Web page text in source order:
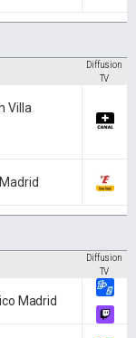
Diffusion
TV
Villa
Diffusion
TV
Madrid